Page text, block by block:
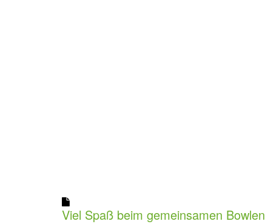
Viel Spaß beim gemeinsamen Bowlen